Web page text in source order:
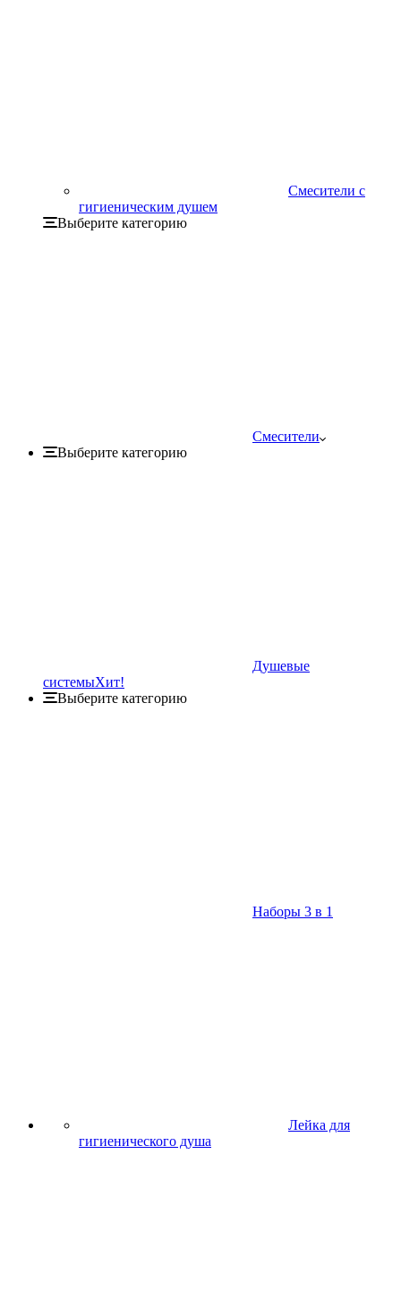
Смесители с
гигиеническим душем
Выберите категорию
Смесители
Выберите категорию
Душевые
системыХит!
Выберите категорию
Наборы 3 в 1
Лейка для
гигиенического душа